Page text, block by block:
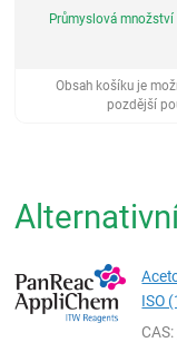
Průmyslová
Obsah košíku je
pozdější
ISO
CAS: